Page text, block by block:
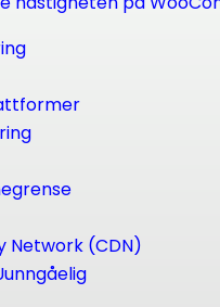
Network (CDN)